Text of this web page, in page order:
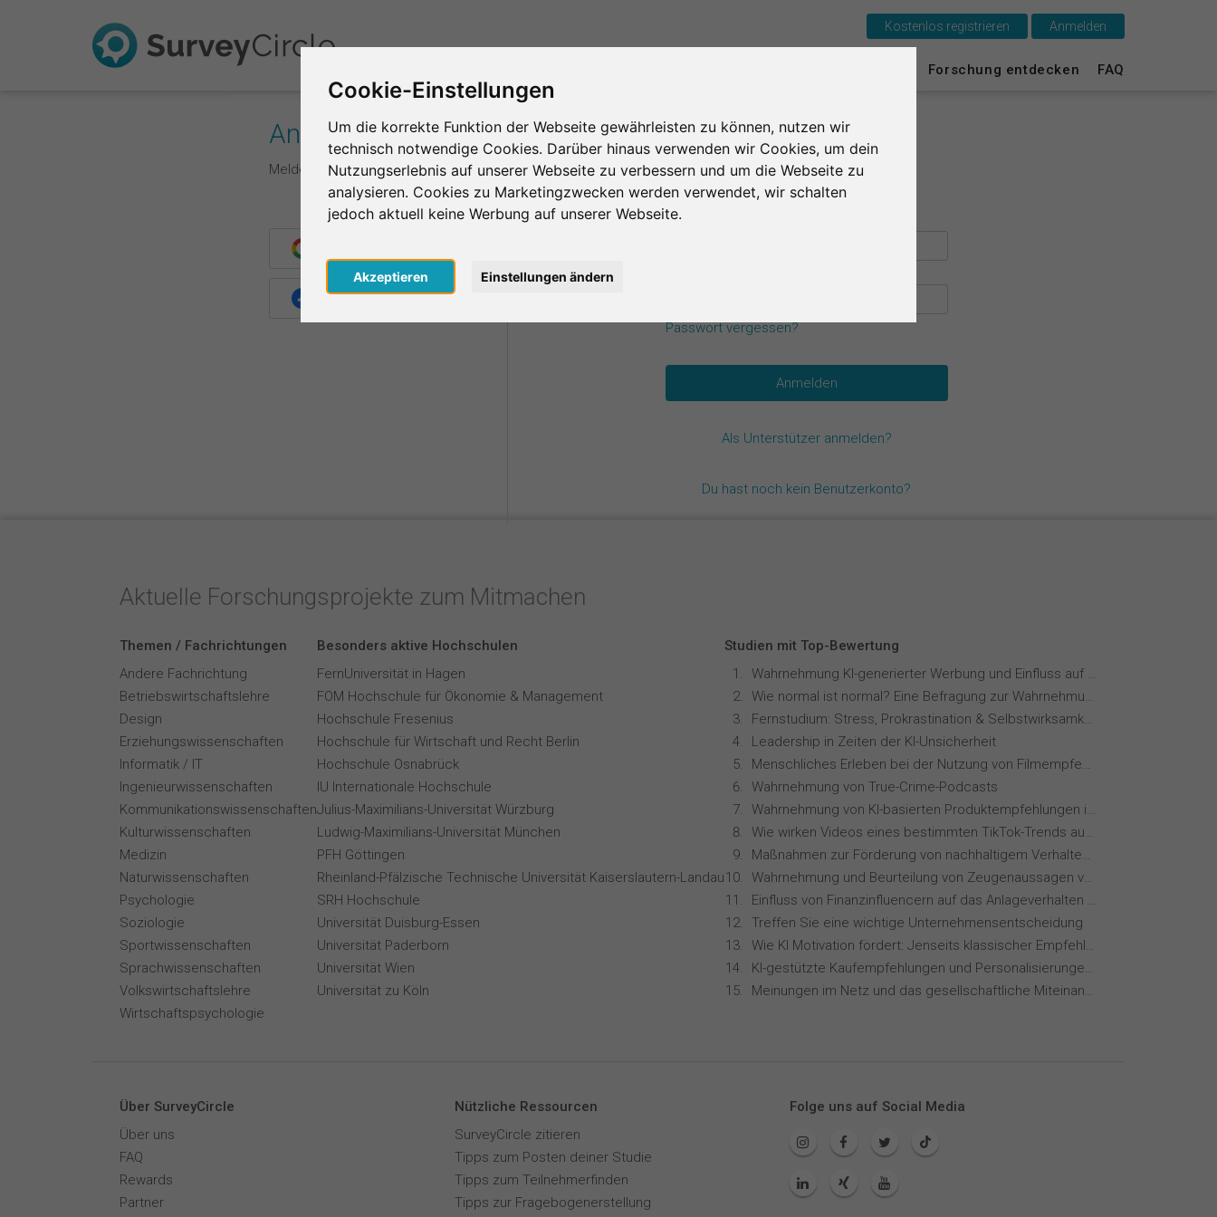
Cookie-Einstellungen
Um die korrekte Funktion der Webseite gewährleisten zu können, nutzen wir
technisch notwendige Cookies. Darüber hinaus verwenden wir Cookies, um dein
Nutzungserlebnis auf unserer Webseite zu verbessern und um die Webseite zu
analysieren. Cookies zu Marketingzwecken werden verwendet, wir schalten
jedoch aktuell keine Werbung auf unserer Webseite.
Akzeptieren Einstellungen ändern
Forschung entdecken FAQ
Kostenlos registrieren Anmelden
Anmelden
Melde dich hier mit deinen Zugangsdaten an.
Weiter mit Facebook
Passwort vergessen?
Als Unterstützer anmelden?
Du hast noch kein Benutzerkonto?
Aktuelle Forschungsprojekte zum Mitmachen
Themen / Fachrichtungen
Andere Fachrichtung
Betriebswirtschaftslehre
Design
Erziehungswissenschaften
Informatik / IT
Ingenieurwissenschaften
Kommunikationswissenschaften
Kulturwissenschaften
Medizin
Naturwissenschaften
Psychologie
Soziologie
Sportwissenschaften
Sprachwissenschaften
Volkswirtschaftslehre
Wirtschaftspsychologie
Besonders aktive Hochschulen
FernUniversität in Hagen
FOM Hochschule für Ökonomie & Management
Hochschule Fresenius
Hochschule für Wirtschaft und Recht Berlin
Hochschule Osnabrück
IU Internationale Hochschule
Julius-Maximilians-Universität Würzburg
Ludwig-Maximilians-Universität München
PFH Göttingen
Rheinland-Pfälzische Technische Universität Kaiserslautern-Landau
SRH Hochschule
Universität Duisburg-Essen
Universität Paderborn
Universität Wien
Universität zu Köln
Studien mit Top-Bewertung
Wahrnehmung KI-generierter Werbung und Einfluss auf Markenvertrauen
Wie normal ist normal? Eine Befragung zur Wahrnehmung von Essverhalten
Fernstudium: Stress, Prokrastination & Selbstwirksamkeit
Leadership in Zeiten der KI-Unsicherheit
Menschliches Erleben bei der Nutzung von Filmempfehlungssystemen
Wahrnehmung von True-Crime-Podcasts
Wahrnehmung von KI-basierten Produktempfehlungen in Mode-Online-Shops
Wie wirken Videos eines bestimmten TikTok-Trends auf dich?
Maßnahmen zur Förderung von nachhaltigem Verhalten von Hotelgästen
Wahrnehmung und Beurteilung von Zeugenaussagen vor Gericht
Einfluss von Finanzinfluencern auf das Anlageverhalten der Gen Z⁠
Treffen Sie eine wichtige Unternehmensentscheidung
Wie KI Motivation fördert: Jenseits klassischer Empfehlungssysteme
KI-gestützte Kaufempfehlungen und Personalisierungen im Online-Handel
Meinungen im Netz und das gesellschaftliche Miteinander
Über SurveyCircle
Über uns
FAQ
Rewards
Partner
Nützliche Ressourcen
SurveyCircle zitieren
Tipps zum Posten deiner Studie
Tipps zum Teilnehmerfinden
Tipps zur Fragebogenerstellung
Folge uns auf Social Media